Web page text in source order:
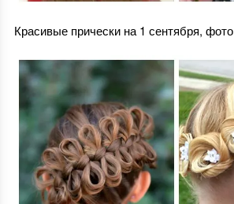
Красивые прически на 1 сентября, фото